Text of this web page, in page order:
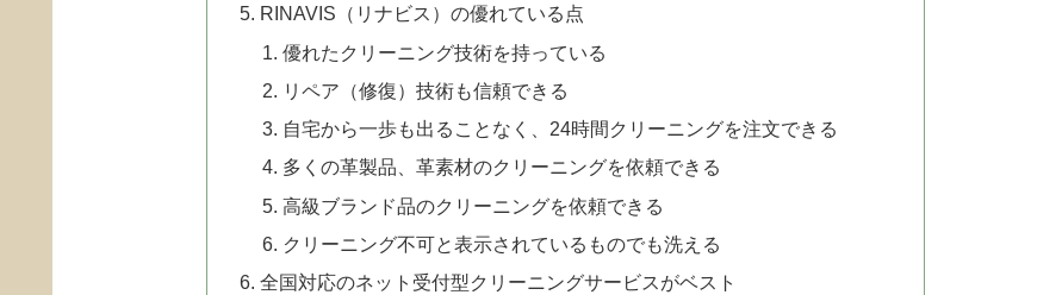
RINAVIS（リナビス）の優れている点
優れたクリーニング技術を持っている
リペア（修復）技術も信頼できる
自宅から一歩も出ることなく、24時間クリーニングを注文できる
多くの革製品、革素材のクリーニングを依頼できる
高級ブランド品のクリーニングを依頼できる
クリーニング不可と表示されているものでも洗える
全国対応のネット受付型クリーニングサービスがベスト